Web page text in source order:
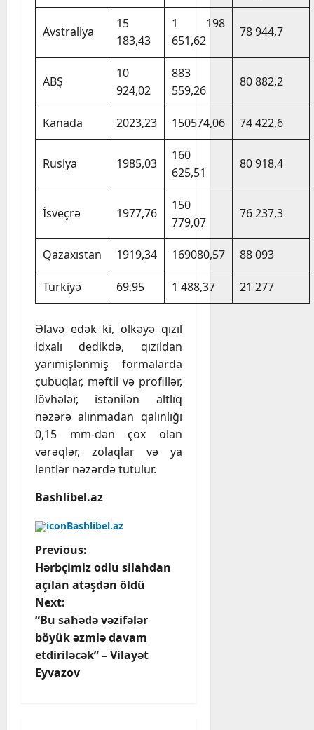
Avstraliya
15
183,43
1 198
651,62
78 944,7
ABŞ
10
924,02
883
559,26
80 882,2
Kanada 2023,23 150574,06 74 422,6
Rusiya 1985,03
160
625,51
80 918,4
İsveçrə 1977,76
150
779,07
76 237,3
Qazaxıstan 1919,34 169080,57 88 093
Türkiyə 69,95 1 488,37 21 277
Əlavə edək ki, ölkəyə qızıl
idxalı dedikdə, qızıldan
yarımişlənmiş formalarda
çubuqlar, məftil və profillər,
lövhələr, istənilən altlıq
nəzərə alınmadan qalınlığı
0,15 mm-dən çox olan
vərəqlər, zolaqlar və ya
lentlər nəzərdə tutulur.
Bashlibel.az
Bashlibel.az
P
o
s
t
n
Previous:
Hərbçimiz odlu silahdan
açılan atəşdən öldü
Next:
“Bu sahədə vəzifələr
böyük əzmlə davam
etdiriləcək” – Vilayət
Eyvazov